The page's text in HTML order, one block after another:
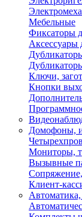
Мебельные
Фиксаторы
Аксессуары
Ключи,
Кнопки
Домофоны,
Мониторы,
Вызывные
Клиент-